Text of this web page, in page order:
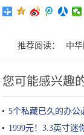
推荐阅读： 中
您可能感兴趣
5个私藏已久的办公
1999元！3.3英寸迷